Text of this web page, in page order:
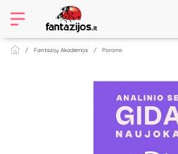
Fantazijų Akademija Poroms